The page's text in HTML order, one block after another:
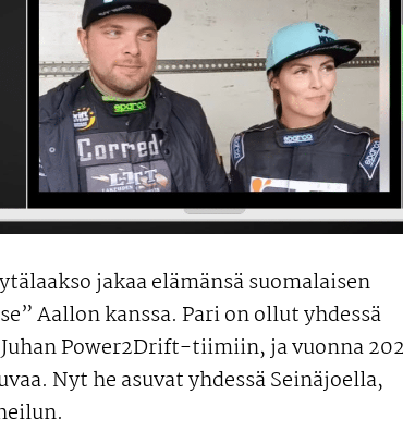
jakaa elämänsä suomalaisen
Aallon kanssa. Pari on ollut yhdessä
Power2Drift-tiimiin, ja vuonna
Nyt he asuvat yhdessä Seinäjoella,